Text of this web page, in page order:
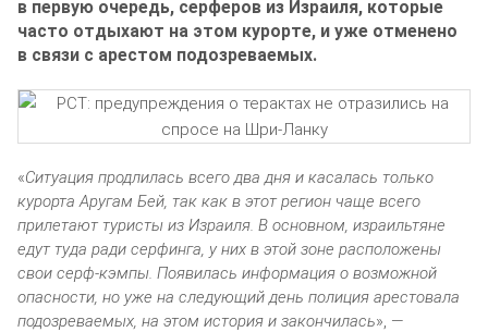
в первую очередь, серферов из Израиля, которые
часто отдыхают на этом курорте, и уже отменено
в связи с арестом подозреваемых.
«Ситуация продлилась всего два дня и касалась только
курорта Аругам Бей, так как в этот регион чаще всего
прилетают туристы из Израиля. В основном, израильтяне
едут туда ради серфинга, у них в этой зоне расположены
свои серф-кэмпы . Появилась информация о возможной
опасности, но уже на следующий день полиция арестовала
подозреваемых, на этом история и закончилась», —